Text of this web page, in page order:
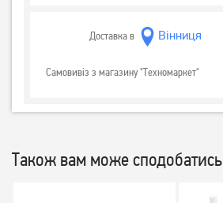
Доставка в
Самовивіз з магазину "Техномаркет"
Також вам може сподобатись